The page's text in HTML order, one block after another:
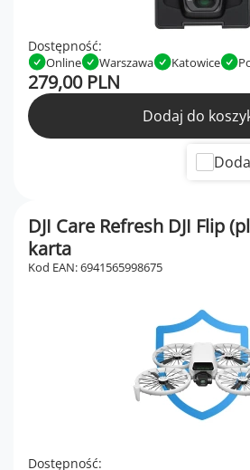
Dostępność:
Online Warszawa Katowice
279,00 PLN
Dodaj do
DJI Care Refresh DJI Flip
karta
Kod EAN: 6941565998675
Dostępność: